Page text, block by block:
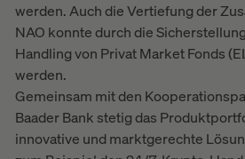
werden. Auch die Vertiefung der
NAO konnte durch die
Handling von Privat Market Fonds
werden.
Gemeinsam mit den
Baader Bank stetig das
innovative und marktgerechte